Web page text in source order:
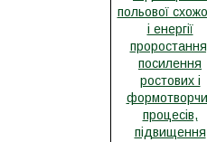
польової
і енергії
посилення
ростових і
процесів,
підвищення